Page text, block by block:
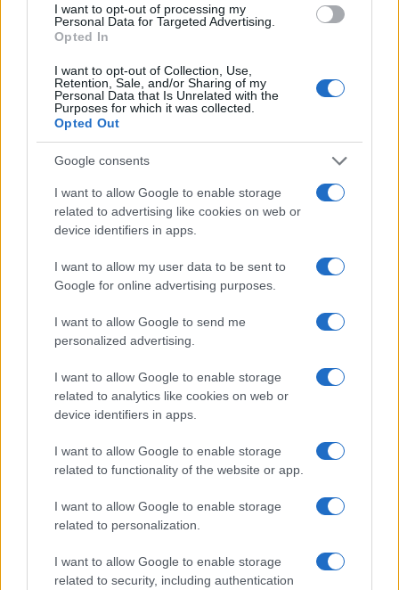
I want to opt-out of processing my
Personal Data for Targeted Advertising.
Opted In
I want to opt-out of Collection, Use,
Retention, Sale, and/or Sharing of my
Personal Data that Is Unrelated with the
Purposes for which it was collected.
Opted Out
Google consents
I want to allow Google to enable storage
related to advertising like cookies on web or
device identifiers in apps.
I want to allow my user data to be sent to
Google for online advertising purposes.
I want to allow Google to send me
personalized advertising.
I want to allow Google to enable storage
related to analytics like cookies on web or
device identifiers in apps.
I want to allow Google to enable storage
related to functionality of the website or app.
I want to allow Google to enable storage
related to personalization.
I want to allow Google to enable storage
related to security, including authentication
Η ΣΤΗΛΗ ΜΑΣ
της Ζωής μας
Οι άνθρωποι, οι αυθεντικές ιστορίες,
πολιτισμός που μας ενώνει κάθε μέρα.